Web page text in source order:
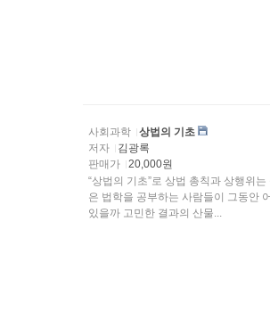
사회과학
상법의 기초
저자
김광록
판매가
20,000원
“상법의 기초”로 상법 총칙과 상행위
은 법학을 공부하는 사람들이 그동안
있을까 고민한 결과의 산물...